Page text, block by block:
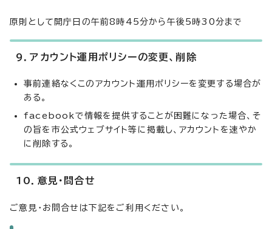
原則として開庁日の午前8時45分から午後5時30分まで
9．アカウント運用ポリシーの変更、削除
事前連絡なくこのアカウント運用ポリシーを変更する場合が
ある。
facebookで情報を提供することが困難になった場合、そ
の旨を市公式ウェブサイト等に掲載し、アカウントを速やか
に削除する。
10．意見・問合せ
ご意見・お問合せは下記をご利用ください。